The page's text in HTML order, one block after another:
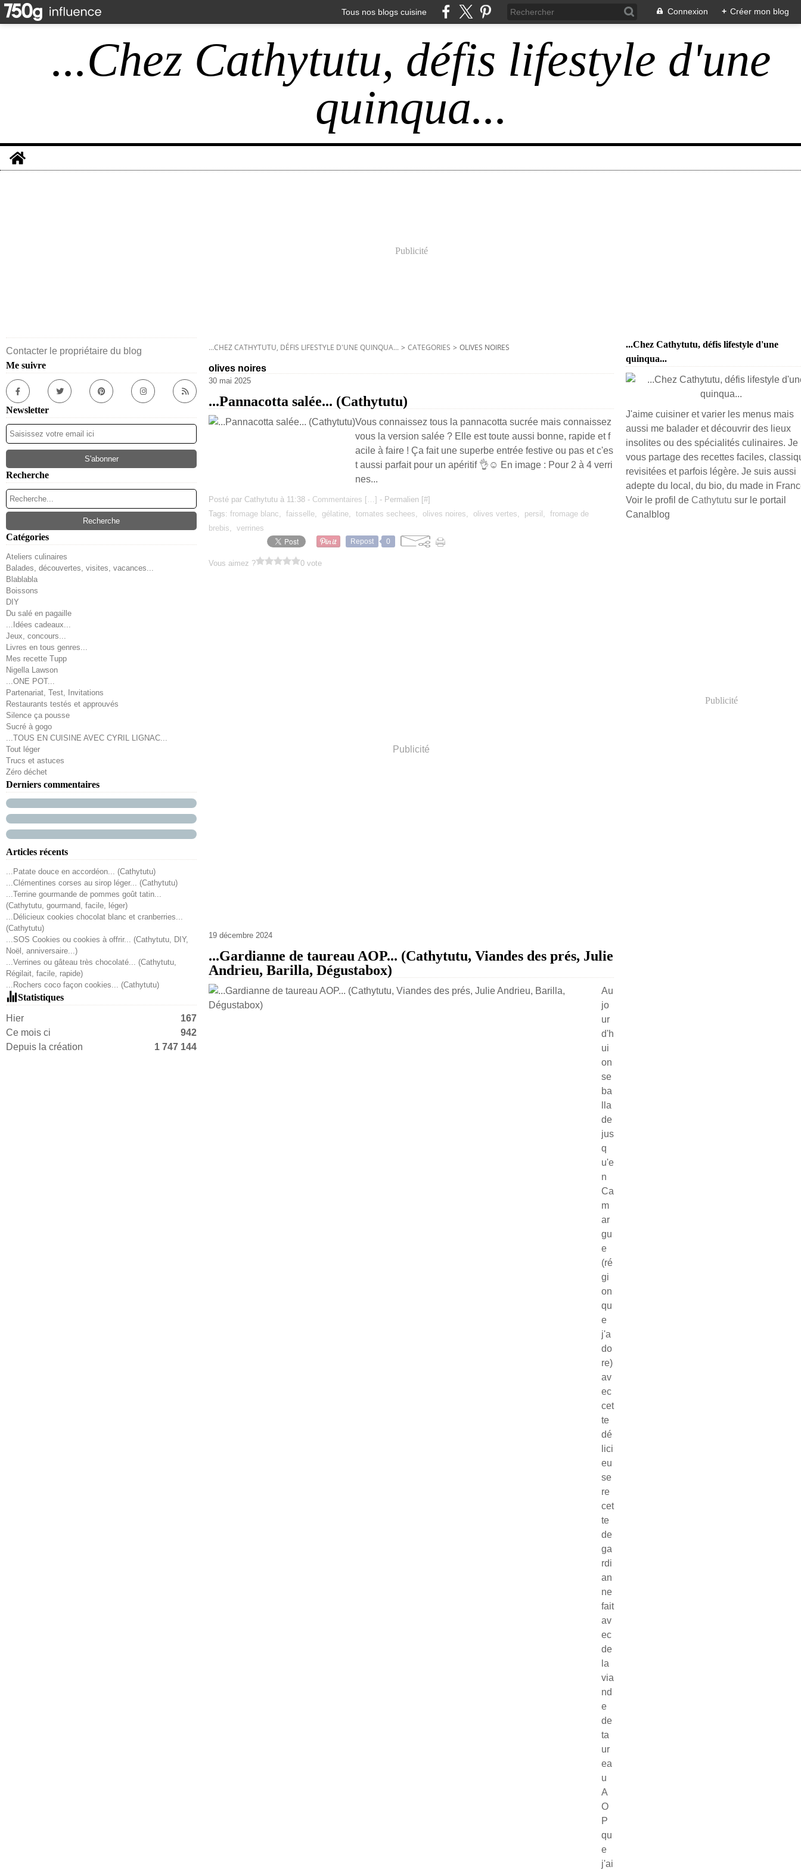
Tous nos blogs cuisine Connexion + Créer mon blog
...Chez Cathytutu, défis lifestyle d'une
quinqua...
Home
Publicité
Contacter le propriétaire du blog
Me suivre
Newsletter
Recherche
Catégories
Ateliers culinaires
Balades, découvertes, visites, vacances...
Blablabla
Boissons
DIY
Du salé en pagaille
...Idées cadeaux...
Jeux, concours...
Livres en tous genres...
Mes recette Tupp
Nigella Lawson
...ONE POT...
Partenariat, Test, Invitations
Restaurants testés et approuvés
Silence ça pousse
Sucré à gogo
...TOUS EN CUISINE AVEC CYRIL LIGNAC...
Tout léger
Trucs et astuces
Zéro déchet
Derniers commentaires
Articles récents
...Patate douce en accordéon... (Cathytutu)
...Clémentines corses au sirop léger... (Cathytutu)
...Terrine gourmande de pommes goût tatin...
(Cathytutu, gourmand, facile, léger)
...Délicieux cookies chocolat blanc et cranberries...
(Cathytutu)
...SOS Cookies ou cookies à offrir... (Cathytutu, DIY,
Noël, anniversaire...)
...Verrines ou gâteau très chocolaté... (Cathytutu,
Régilait, facile, rapide)
...Rochers coco façon cookies... (Cathytutu)
Statistiques
Hier
167
Ce mois ci
942
Depuis la création
1 747 144
...CHEZ CATHYTUTU, DÉFIS LIFESTYLE D'UNE QUINQUA... > CATEGORIES > OLIVES NOIRES
olives noires
30 mai 2025
...Pannacotta salée... (Cathytutu)
Vous connaissez tous la pannacotta sucrée mais connaissez
vous la version salée ? Elle est toute aussi bonne, rapide et f
acile à faire ! Ça fait une superbe entrée festive ou pas et c'es
t aussi parfait pour un apéritif 👌☺️ En image : Pour 2 à 4 verri
nes...
Posté par Cathytutu à 11:38 - Commentaires [ …] - Permalien [#]
Tags: fromage blanc, faisselle, gélatine, tomates sechees, olives noires, olives vertes, persil , fromage de
brebis, verrines
Repost 0
Vous aimez ? 0 vote
Publicité
19 décembre 2024
...Gardianne de taureau AOP... (Cathytutu, Viandes des prés, Julie
Andrieu, Barilla, Dégustabox)
Au
jo
ur
d'h
ui
on
se
ba
lla
de
jus
q
u'e
n
Ca
m
ar
gu
e
(ré
gi
on
qu
e
j'a
do
re)
av
ec
cet
te
dé
lici
eu
se
re
cet
te
de
ga
rdi
an
ne
fait
av
ec
de
la
via
nd
e
de
ta
ur
ea
u
A
O
P
qu
e
j'ai
...Chez Cathytutu, défis lifestyle d'une
quinqua...
J'aime cuisiner et varier les menus mais
aussi me balader et découvrir des lieux
insolites ou des spécialités culinaires. Je
vous partage des recettes faciles,
revisitées et parfois légère. Je suis aussi
adepte du local, du bio, du made in
Voir le profil de Cathytutu sur le portail
Canalblog
Publicité